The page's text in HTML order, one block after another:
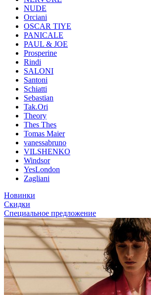
NUDE
Orciani
OSCAR TIYE
PANICALE
PAUL & JOE
Prosperine
Rindi
SALONI
Santoni
Schiatti
Sebastian
Tak.Ori
Theory
Thes Thes
Tomas Maier
vanessabruno
VILSHENKO
Windsor
YesLondon
Zagliani
Новинки
Скидки
Специальное предложение